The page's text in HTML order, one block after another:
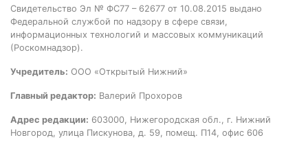
Свидетельство Эл № ФС77 – 62677 от 10.08.2015 выдано
Федеральной службой по надзору в сфере связи,
информационных технологий и массовых коммуникаций
(Роскомнадзор).
Учредитель: ООО «Открытый Нижний»
Главный редактор: Валерий Прохоров
Адрес редакции: 603000, Нижегородская обл., г. Нижний
Новгород, улица Пискунова, д. 59, помещ. П14, офис 606